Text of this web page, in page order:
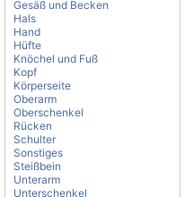
Gesäß und Becken
Hals
Hand
Hüfte
Knöchel und Fuß
Kopf
Körperseite
Oberarm
Oberschenkel
Rücken
Schulter
Sonstiges
Steißbein
Unterarm
Unterschenkel